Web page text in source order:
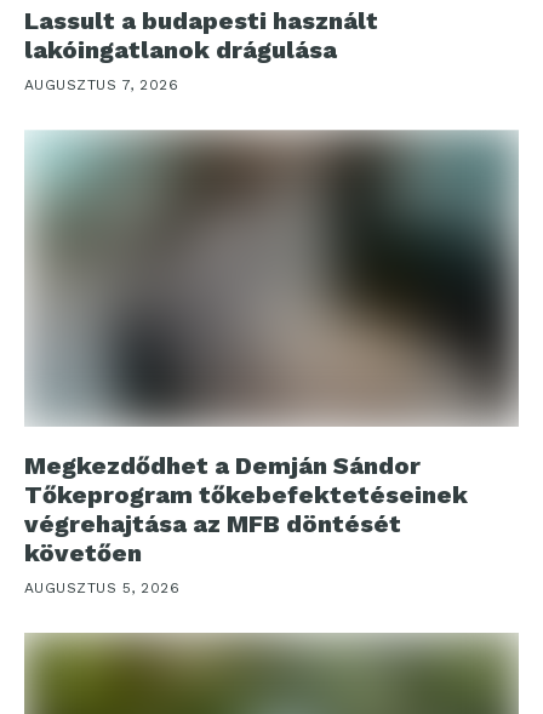
Lassult a budapesti használt
lakóingatlanok drágulása
AUGUSZTUS 7, 2026
Megkezdődhet a Demján Sándor
Tőkeprogram tőkebefektetéseinek
végrehajtása az MFB döntését
követően
AUGUSZTUS 5, 2026